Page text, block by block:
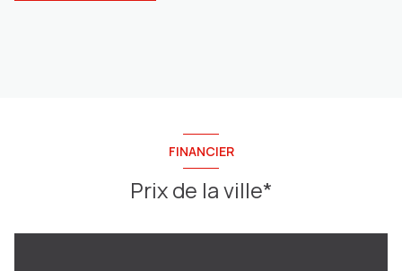
FINANCIER
Prix de la ville*